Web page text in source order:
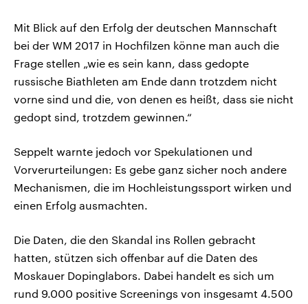
Mit Blick auf den Erfolg der deutschen Mannschaft
bei der WM 2017 in Hochfilzen könne man auch die
Frage stellen „wie es sein kann, dass gedopte
russische Biathleten am Ende dann trotzdem nicht
vorne sind und die, von denen es heißt, dass sie nicht
gedopt sind, trotzdem gewinnen.“
Seppelt warnte jedoch vor Spekulationen und
Vorverurteilungen: Es gebe ganz sicher noch andere
Mechanismen, die im Hochleistungssport wirken und
einen Erfolg ausmachten.
Die Daten, die den Skandal ins Rollen gebracht
hatten, stützen sich offenbar auf die Daten des
Moskauer Dopinglabors. Dabei handelt es sich um
rund 9.000 positive Screenings von insgesamt 4.500